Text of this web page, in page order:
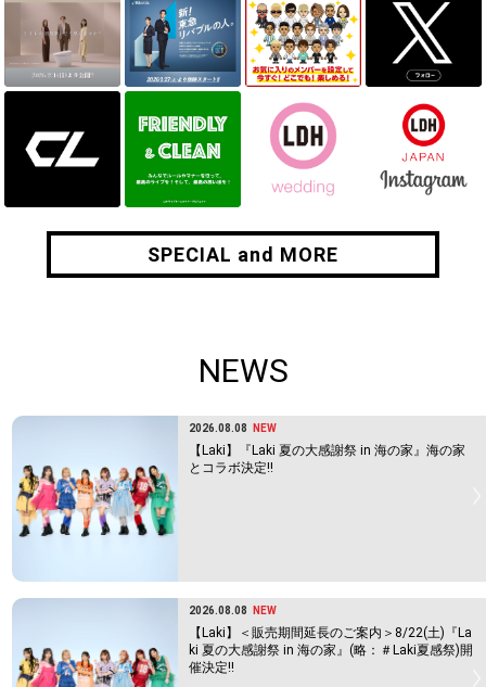
SPECIAL and MORE
SPECIAL and MORE
NEWS
2026.08.08 NEW
【Laki】『Laki 夏の大感謝祭 in 海の家』海の家
とコラボ決定!!
2026.08.08 NEW
【Laki】＜販売期間延長のご案内＞8/22(土)『La
ki 夏の大感謝祭 in 海の家』(略：＃Laki夏感祭)開
催決定!!